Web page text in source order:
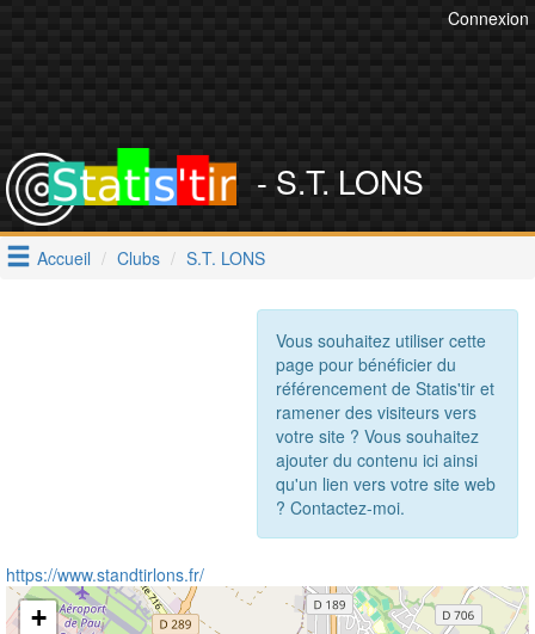
Connexion
- S.T. LONS
Accueil Clubs S.T. LONS
Vous souhaitez utiliser cette
page pour bénéficier du
référencement de Statis'tir et
ramener des visiteurs vers
votre site ? Vous souhaitez
ajouter du contenu ici ainsi
qu'un lien vers votre site web
? Contactez-moi.
https://www.standtirlons.fr/
+